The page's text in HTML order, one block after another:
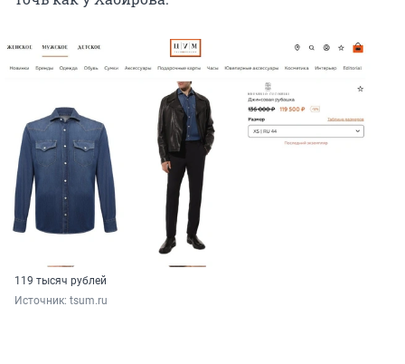
119 тысяч рублей
Источник: tsum.ru